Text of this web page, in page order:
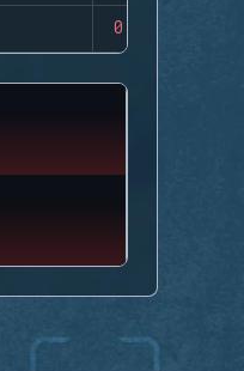
0